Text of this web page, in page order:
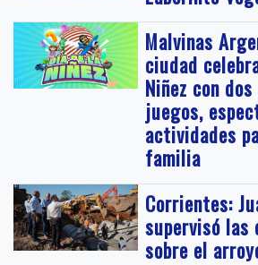
Malvinas
ciudad
Niñez con
juegos,
actividades
familia
Corrientes:
supervisó las
sobre el